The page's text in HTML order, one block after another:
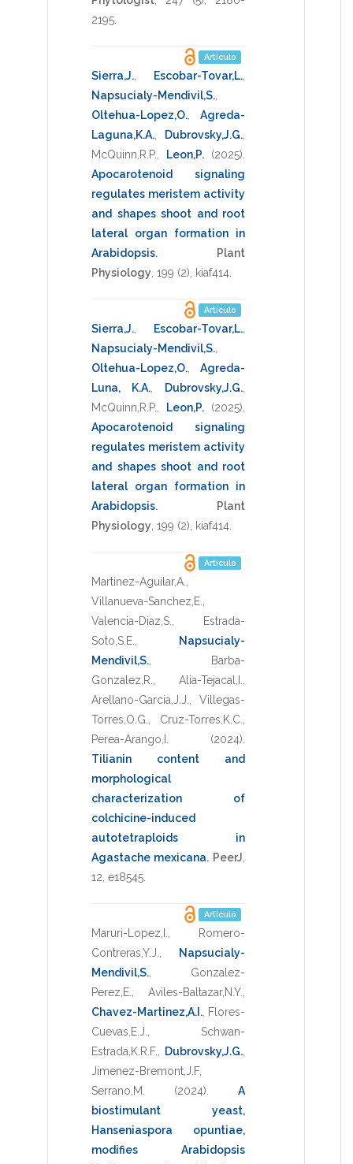
2195
Artículo
Sierra,J. Escobar-Tovar,L.
Napsucialy-Mendivil,S.
Oltehua-Lopez,O.
Agreda-
Laguna,K.A.
Dubrovsky,J.G.
McQuinn,R.P.
Leon,P. (2025)
Apocarotenoid signaling
regulates meristem activity
and shapes shoot and root
lateral organ formation in
Arabidopsis.
Plant
Physiology 199 (2), kiaf414
Artículo
Sierra,J. Escobar-Tovar,L.
Napsucialy-Mendivil,S.
Oltehua-Lopez,O.
Agreda-
Luna, K.A.
Dubrovsky,J.G.
McQuinn,R.P.
Leon,P. (2025)
Apocarotenoid signaling
regulates meristem activity
and shapes shoot and root
lateral organ formation in
Arabidopsis.
Plant
Physiology 199 (2), kiaf414
Artículo
Martinez-Aguilar,A.
Villanueva-Sanchez,E.
Valencia-Diaz,S.
Estrada-
Soto,S.E.
Napsucialy-
Mendivil,S.
Barba-
Gonzalez,R.
Alia-Tejacal,I.
Arellano-Garcia,J.J.
Villegas-
Torres,O.G.
Cruz-Torres,K.C.
Perea-Arango,I.
(2024)
Tilianin content and
morphological
characterization of
colchicine-induced
autotetraploids in
Agastache mexicana. PeerJ
12 e18545
Artículo
Maruri-Lopez,I.
Romero-
Contreras,Y.J.
Napsucialy-
Mendivil,S.
Gonzalez-
Perez,E.
Aviles-Baltazar,N.Y.
Chavez-Martinez,A.I. Flores-
Cuevas,E.J.
Schwan-
Estrada,K.R.F.
Dubrovsky,J.G.
Jimenez-Bremont,J.F,
Serrano,M.
(2024)
A
biostimulant yeast,
Hanseniaspora opuntiae,
modifies Arabidopsis